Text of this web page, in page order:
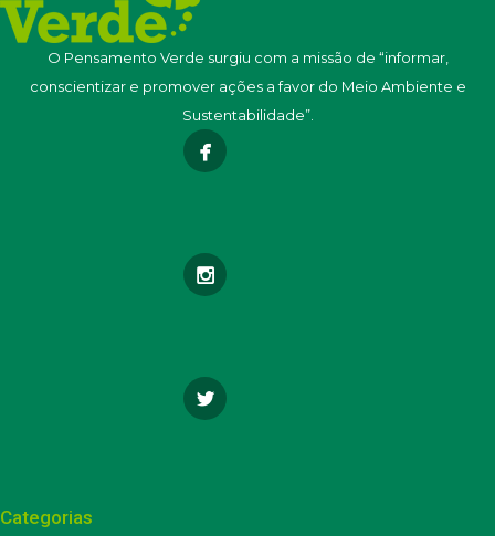
O Pensamento Verde surgiu com a missão de “informar,
conscientizar e promover ações a favor do Meio Ambiente e
Sustentabilidade”.
Categorias